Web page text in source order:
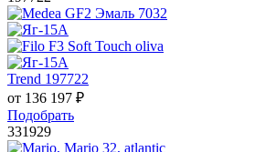
Trend 197722
от 136 197 ₽
Подобрать
331929